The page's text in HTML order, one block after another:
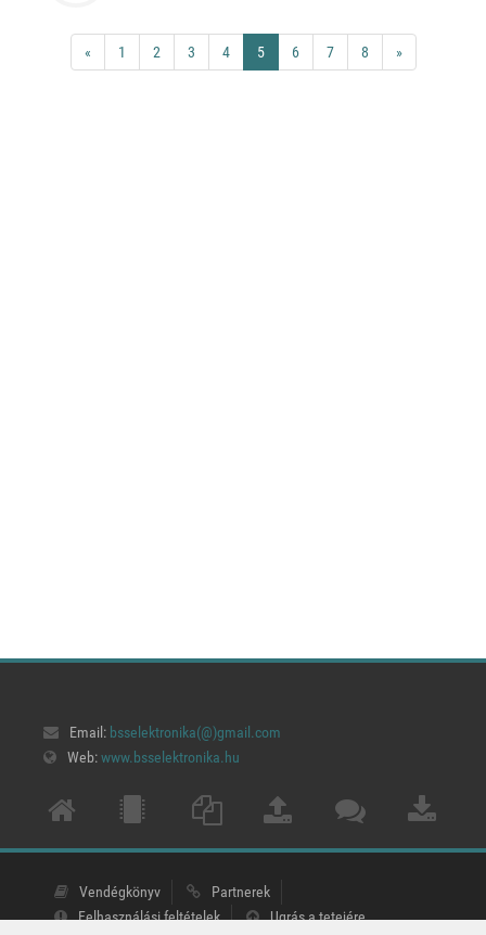
« 1 2 3 4 5 6 7 8 »
Email: bsselektronika(@)gmail.com
Web:www.bsselektronika.hu
Vendégkönyv
Partnerek
Felhasználási feltételek
Ugrás a tetejére